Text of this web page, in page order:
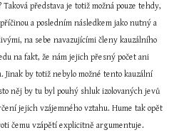
představa je totiž možná pouze tehdy,
a posledním následkem jako nutný a
na sebe navazujícími členy kauzálního
na fakt, že nám jejich přesný počet ani
Jinak by totiž nebylo možné tento kauzální
něj by tu byl pouhý shluk izolovaných jevů
jejich vzájemného vztahu. Hume tak opět
čemu vzápětí explicitně argumentuje.